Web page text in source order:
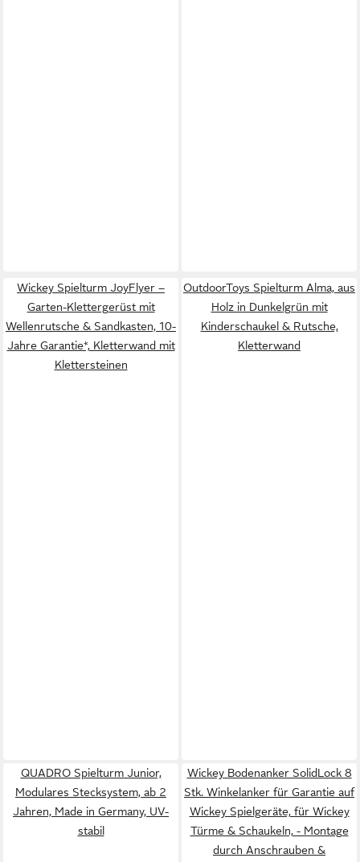
Wickey Spielturm JoyFlyer –
Garten-Klettergerüst mit
Wellenrutsche & Sandkasten, 10-
Jahre Garantie*, Kletterwand mit
Klettersteinen
OutdoorToys Spielturm Alma, aus
Holz in Dunkelgrün mit
Kinderschaukel & Rutsche,
Kletterwand
QUADRO Spielturm Junior,
Modulares Stecksystem, ab 2
Jahren, Made in Germany, UV-
stabil
Wickey Bodenanker SolidLock 8
Stk. Winkelanker für Garantie auf
Wickey Spielgeräte, für Wickey
Türme & Schaukeln, - Montage
durch Anschrauben &